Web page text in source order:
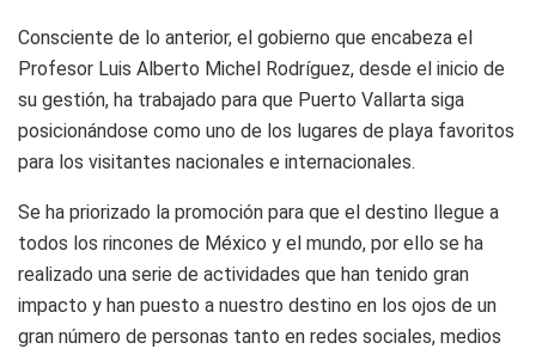
Consciente de lo anterior, el gobierno que encabeza el
Profesor Luis Alberto Michel Rodríguez, desde el inicio de
su gestión, ha trabajado para que Puerto Vallarta siga
posicionándose como uno de los lugares de playa favoritos
para los visitantes nacionales e internacionales.
Se ha priorizado la promoción para que el destino llegue a
todos los rincones de México y el mundo, por ello se ha
realizado una serie de actividades que han tenido gran
impacto y han puesto a nuestro destino en los ojos de un
gran número de personas tanto en redes sociales, medios